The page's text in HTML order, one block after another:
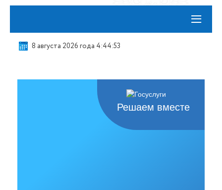
≡
8 августа 2026 года 4:44:54
Решаем вместе